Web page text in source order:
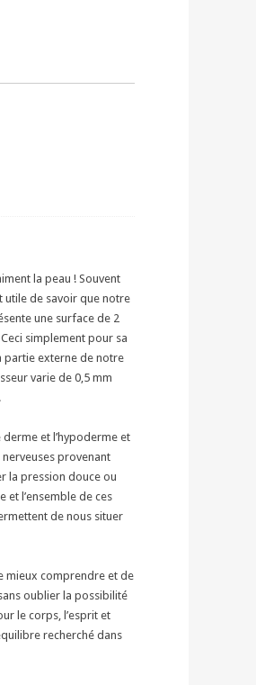
la peau ! Souvent
utile de savoir que notre
une surface de 2
simplement pour sa
partie externe de notre
varie de 0,5 mm
et l’hypoderme et
provenant
la pression douce ou
l’ensemble de ces
de nous situer
mieux comprendre et de
oublier la possibilité
le corps, l’esprit et
recherché dans